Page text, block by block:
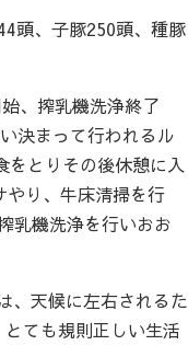
頭、子豚250頭、種豚
、搾乳機洗浄終了
決まって行われるル
をとりその後休憩に入
やり、牛床清掃を行
乳機洗浄を行いおお
、天候に左右されるた
ても規則正しい生活